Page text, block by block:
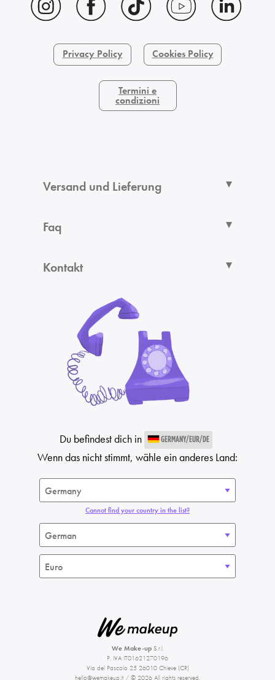
Privacy Policy Cookies Policy
Termini e
condizioni
Versand und Lieferung
Faq
Kontakt
Du befindest dich in GERMANY/EUR/DE
Wenn das nicht stimmt, wähle ein anderes Land:
Cannot find your country in the list?
We Make-upS.r.l.
P. IVA IT01621270196
Via del Pascolo 25 26010 Chieve (CR)
hello@wemakeup.it / © 2026 All rights reserved.